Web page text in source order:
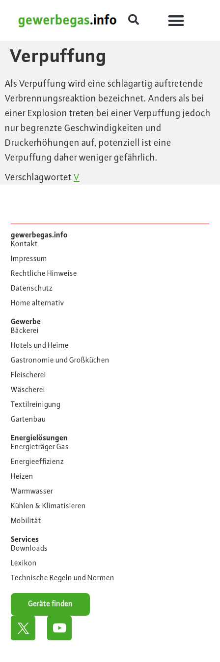
Verpuffung
Als Verpuffung wird eine schlagartig auftretende
Verbrennungsreaktion bezeichnet. Anders als bei
einer Explosion treten bei einer Verpuffung jedoch
nur begrenzte Geschwindigkeiten und
Druckerhöhungen auf, potenziell ist eine
Verpuffung daher weniger gefährlich.
Verschlagwortet V
gewerbegas.info
Kontakt
Impressum
Rechtliche Hinweise
Datenschutz
Home alternativ
Gewerbe
Bäckerei
Hotels und Heime
Gastronomie und Großküchen
Fleischerei
Wäscherei
Textilreinigung
Gartenbau
Energielösungen
Energieträger Gas
Energieeffizienz
Heizen
Warmwasser
Kühlen & Klimatisieren
Mobilität
Services
Downloads
Lexikon
Technische Regeln und Normen
Geräte finden